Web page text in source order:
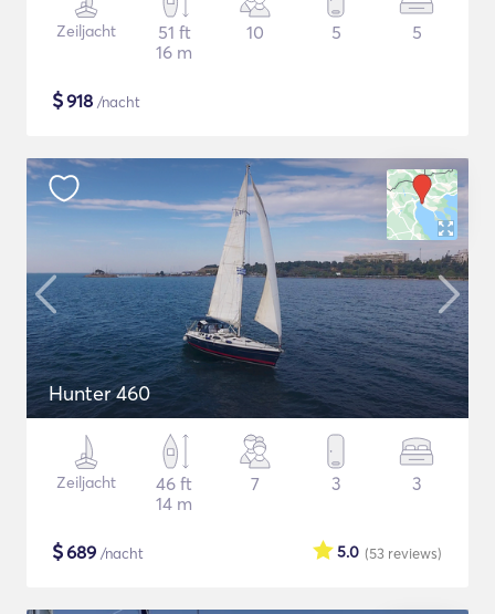
Zeiljacht
51 ft
16 m
10 5 5
$918 /nacht
Hunter 460
Zeiljacht
46 ft
14 m
7 3 3
$689 /nacht (53 reviews)
5.0